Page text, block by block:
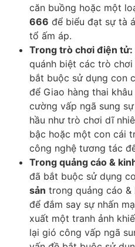
căn buồng hoặc một
666 để biểu đạt sự tà
tổ ấm áp.
Trong trò chơi điện tử:
quánh biệt các trò
bắt buộc sử dụng con
để Giao hàng thai
cường vấp ngã sung
hầu như trò chơi dĩ
bậc hoặc một con cái
công nghệ tương tác
Trong quảng cáo &
đã bắt buộc sử dụng
sản trong quảng cáo &
để đắm say sự nhấn
xuất một tranh ảnh
lại gió công vấp ngã